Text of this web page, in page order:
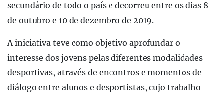
secundário de todo o país e decorreu entre os dias 8
de outubro e 10 de dezembro de 2019.
A iniciativa teve como objetivo aprofundar o
interesse dos jovens pelas diferentes modalidades
desportivas, através de encontros e momentos de
diálogo entre alunos e desportistas, cujo trabalho